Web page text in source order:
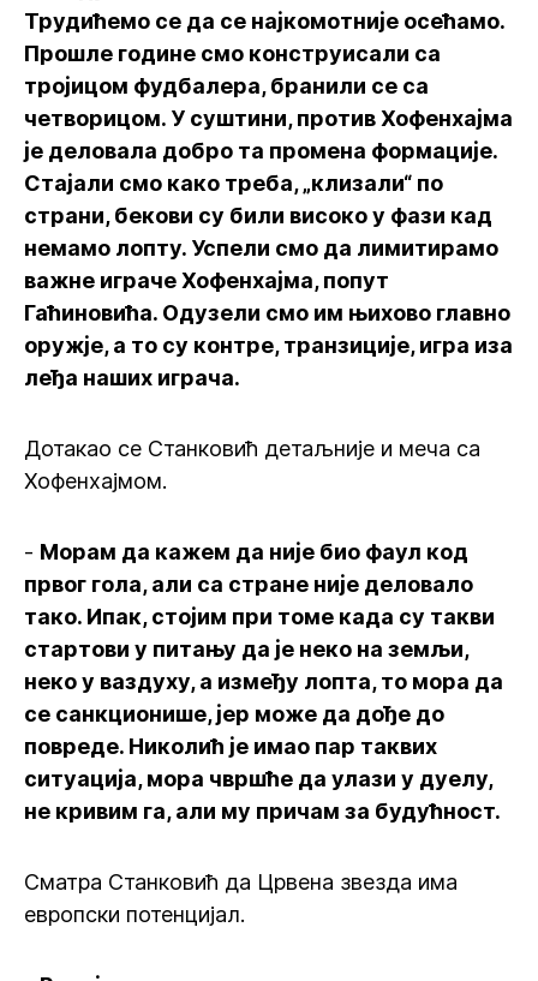
Трудићемо се да се најкомотније осећамо.
Прошле године смо конструисали са
тројицом фудбалера, бранили се са
четворицом. У суштини, против Хофенхајма
је деловала добро та промена формације.
Стајали смо како треба, „клизали“ по
страни, бекови су били високо у фази кад
немамо лопту. Успели смо да лимитирамо
важне играче Хофенхајма, попут
Гаћиновића. Одузели смо им њихово главно
оружје, а то су контре, транзиције, игра иза
леђа наших играча.
Дотакао се Станковић детаљније и меча са
Хофенхајмом.
- Морам да кажем да није био фаул код
првог гола, али са стране није деловало
тако. Ипак, стојим при томе када су такви
стартови у питању да је неко на земљи,
неко у ваздуху, а између лопта, то мора да
се санкционише, јер може да дође до
повреде. Николић је имао пар таквих
ситуација, мора чвршће да улази у дуелу,
не кривим га, али му причам за будућност.
Сматра Станковић да Црвена звезда има
европски потенцијал.